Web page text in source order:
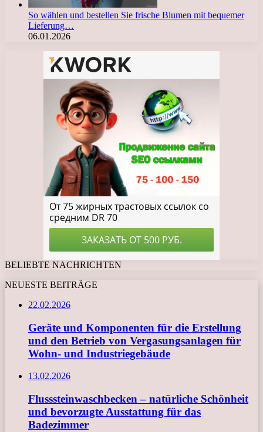
So wählen und bestellen Sie frische Blumen mit bequemer
Lieferung…
06.01.2026
BELIEBTE NACHRICHTEN
NEUESTE BEITRÄGE
22.02.2026
Geräte und Komponenten für die Erstellung
und den Betrieb von Vergasungsanlagen für
Wohn- und Industriegebäude
13.02.2026
Flusssteinwaschbecken – natürliche Schönheit
und bevorzugte Ausstattung für das
Badezimmer